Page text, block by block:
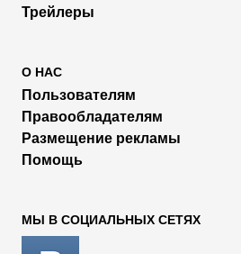
Трейлеры
О НАС
Пользователям
Правообладателям
Размещение рекламы
Помощь
МЫ В СОЦИАЛЬНЫХ СЕТЯХ